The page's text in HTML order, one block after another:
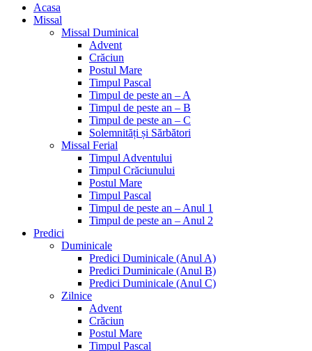
Acasa
Missal
Missal Duminical
Advent
Crăciun
Postul Mare
Timpul Pascal
Timpul de peste an – A
Timpul de peste an – B
Timpul de peste an – C
Solemnități și Sărbători
Missal Ferial
Timpul Adventului
Timpul Crăciunului
Postul Mare
Timpul Pascal
Timpul de peste an – Anul 1
Timpul de peste an – Anul 2
Predici
Duminicale
Predici Duminicale (Anul A)
Predici Duminicale (Anul B)
Predici Duminicale (Anul C)
Zilnice
Advent
Crăciun
Postul Mare
Timpul Pascal